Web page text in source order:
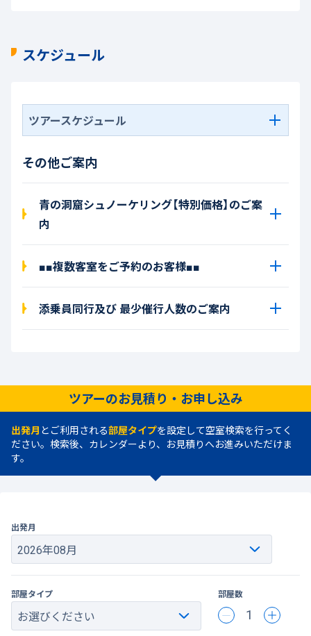
スケジュール
ツアースケジュール
その他ご案内
青の洞窟シュノーケリング【特別価格】のご案
内
■■複数客室をご予約のお客様■■
添乗員同行及び 最少催行人数のご案内
ツアーのお見積り・お申し込み
出発月 とご利用される部屋タイプを設定して空室検索を行ってく
ださい。検索後、カレンダーより、お見積りへお進みいただけま
す。
出発月
部屋タイプ 部屋数
1